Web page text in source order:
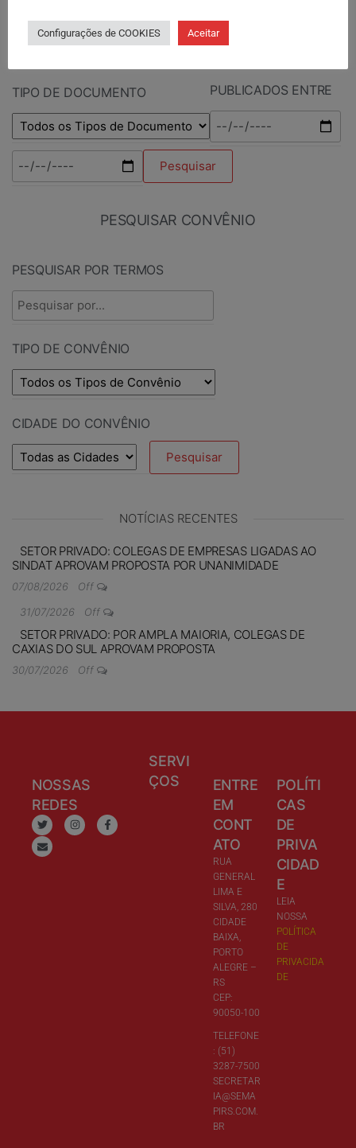
TIPO DE DOCUMENTO PUBLICADOS ENTRE
PESQUISAR CONVÊNIO
PESQUISAR POR TERMOS
TIPO DE CONVÊNIO
CIDADE DO CONVÊNIO
NOTÍCIAS RECENTES
SETOR PRIVADO: COLEGAS DE EMPRESAS LIGADAS AO
SINDAT APROVAM PROPOSTA POR UNANIMIDADE
07/08/2026
Off
31/07/2026
Off
SETOR PRIVADO: POR AMPLA MAIORIA, COLEGAS DE
CAXIAS DO SUL APROVAM PROPOSTA
30/07/2026 Off
NOSSAS
REDES
SERVI
ÇOS
ENTRE
EM
CONT
ATO
RUA
GENERAL
LIMA E
SILVA, 280
CIDADE
BAIXA,
PORTO
ALEGRE –
RS
CEP:
90050-100
TELEFONE
: (51)
3287-7500
SECRETAR
IA@SEMA
PIRS.COM.
BR
POLÍTI
CAS
DE
PRIVA
CIDAD
E
LEIA
NOSSA
POLÍTICA
DE
PRIVACIDA
DE
Configurações de COOKIES Aceitar